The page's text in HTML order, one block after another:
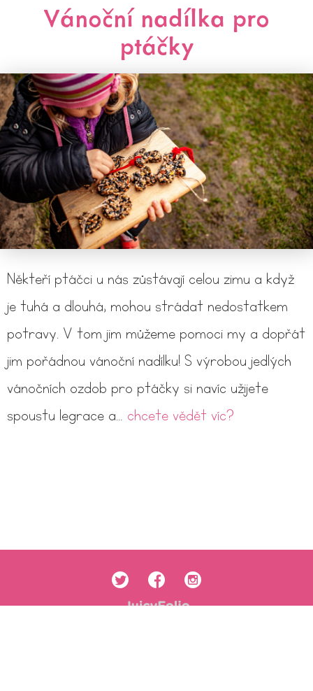
Vánoční nadílka pro
ptáčky
Někteří ptáčci u nás zůstávají celou zimu a když
je tuhá a dlouhá, mohou strádat nedostatkem
potravy. V tom jim můžeme pomoci my a dopřát
jim pořádnou vánoční nadílku! S výrobou jedlých
vánočních ozdob pro ptáčky si navíc užijete
spoustu legrace a… chcete vědět víc?